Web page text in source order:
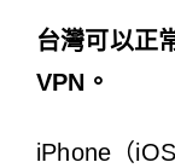
台灣可以正
VPN。
iPhone（